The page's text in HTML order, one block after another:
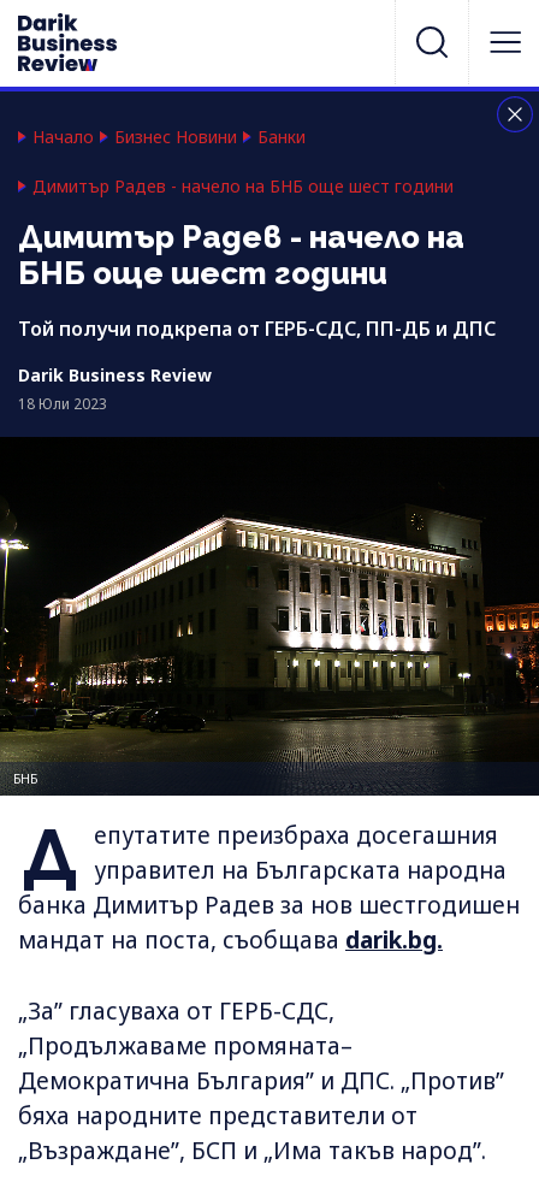
Начало Бизнес Новини Банки
Димитър Радев - начело на БНБ още шест години
Димитър Радев - начело на
БНБ още шест години
Той получи подкрепа от ГЕРБ-СДС, ПП-ДБ и ДПС
Darik Business Review
18 Юли 2023
БНБ
Д
епутатите преизбраха досегашния
управител на Българската народна
банка Димитър Радев за нов шестгодишен
мандат на поста, съобщава darik.bg.
„За” гласуваха от ГЕРБ-СДС,
„Продължаваме промяната–
Демократична България” и ДПС. „Против”
бяха народните представители от
„Възраждане”, БСП и „Има такъв народ”.